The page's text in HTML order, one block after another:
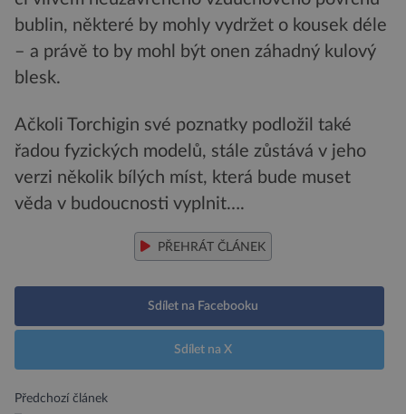
bublin, některé by mohly vydržet o kousek déle
– a právě to by mohl být onen záhadný kulový
blesk.
Ačkoli Torchigin své poznatky podložil také
řadou fyzických modelů, stále zůstává v jeho
verzi několik bílých míst, která bude muset
věda v budoucnosti vyplnit….
PŘEHRÁT ČLÁNEK
Sdílet na Facebooku
Sdílet na X
Předchozí článek